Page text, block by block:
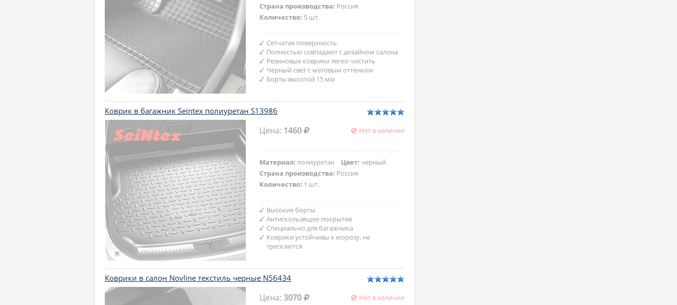
Страна производства: Россия
Количество: 5 шт.
Сетчатая поверхность
Полностью совпадают с дизайном салона
Резиновые коврики легко чистить
Черный свет с матовым оттенком
Борты высотой 15 мм
Коврик в багажник Seintex полиуретан S13986
Цена: 1460 Нет в наличии
Материал: полиуретан Цвет: черный
Страна производства: Россия
Количество: 1 шт.
Высокие борты
Антискользящее покрытие
Специально для багажника
Коврики устойчивы к морозу, не
трескаются
Коврики в салон Novline текстиль черные N56434
Цена:3070 Нет в наличии